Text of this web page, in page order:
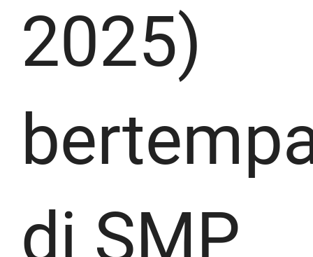
2025)
di SMP